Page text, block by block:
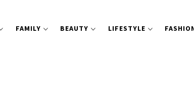
FAMILY BEAUTY LIFESTYLE